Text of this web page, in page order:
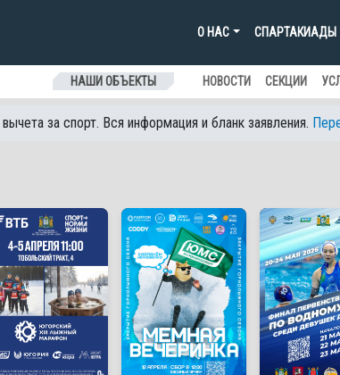
О НАС СПАРТАКИАДЫ
НАШИ ОБЪЕКТЫ НОВОСТИ СЕКЦИИ
за спорт. Вся информация и бланк заявления.